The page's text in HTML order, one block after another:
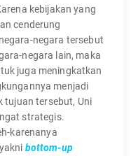
kebijakan yang
cenderung
negara tersebut
negara lain, maka
juga meningkatkan
menjadi
tujuan tersebut, Uni
strategis.
karenanya
bottom-up